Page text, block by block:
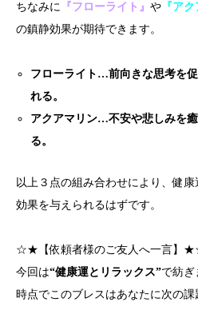
ちなみに 『フローライト』 や 『ア
の鎮静効果が期待できます。
フローライト…前向きな思考を
れる。
アクアマリン…不安や悲しみを
る。
以上３点の組み合わせにより、健
効果を与えられるはずです。
☆★【依頼者様のご友人へ一言】
今回は“健康運とリラックス”で紡ぎ
時点でこのブレスはあなたに次の